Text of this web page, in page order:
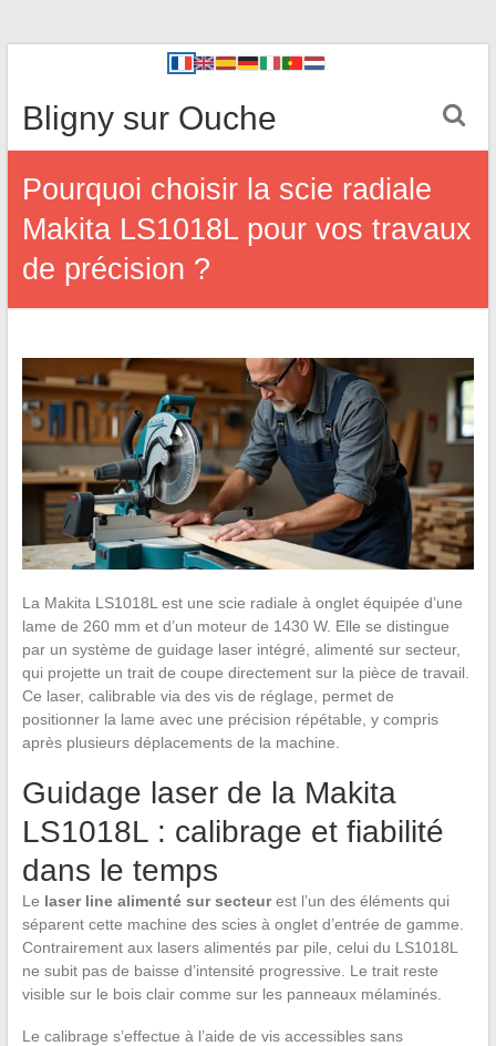
Bligny sur Ouche
Pourquoi choisir la scie radiale
Makita LS1018L pour vos travaux
de précision ?
La Makita LS1018L est une scie radiale à onglet équipée d’une
lame de 260 mm et d’un moteur de 1430 W. Elle se distingue
par un système de guidage laser intégré, alimenté sur secteur,
qui projette un trait de coupe directement sur la pièce de travail.
Ce laser, calibrable via des vis de réglage, permet de
positionner la lame avec une précision répétable, y compris
après plusieurs déplacements de la machine.
Guidage laser de la Makita
LS1018L : calibrage et fiabilité
dans le temps
Le laser line alimenté sur secteurest l’un des éléments qui
séparent cette machine des scies à onglet d’entrée de gamme.
Contrairement aux lasers alimentés par pile, celui du LS1018L
ne subit pas de baisse d’intensité progressive. Le trait reste
visible sur le bois clair comme sur les panneaux mélaminés.
Le calibrage s’effectue à l’aide de vis accessibles sans